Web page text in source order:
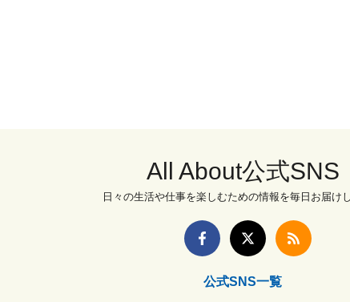
All About公式SNS
日々の生活や仕事を楽しむための情報を毎日お届けし
公式SNS一覧